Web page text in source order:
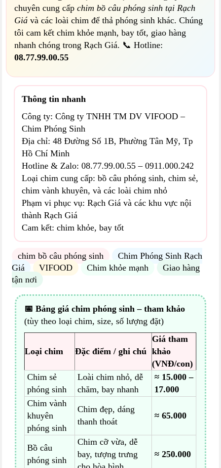
chuyên cung cấpchim bồ câu phóng sinh tại Rạch
Giá và các loài chim để thả phóng sinh khác. Chúng
tôi cam kết chim khỏe mạnh, bay tốt, giao hàng
nhanh chóng trong Rạch Giá. 📞 Hotline:
08.77.99.00.55
Thông tin nhanh
Công ty: Công ty TNHH TM DV VIFOOD –
Chim Phóng Sinh
Địa chỉ: 48 Đường Số 1B, Phường Tân Mỹ, Tp
Hồ Chí Minh
Hotline & Zalo: 08.77.99.00.55 – 0911.000.242
Loại chim cung cấp: bồ câu phóng sinh, chim sẻ,
chim vành khuyên, và các loài chim nhỏ
Phạm vi phục vụ: Rạch Giá và các khu vực nội
thành Rạch Giá
Cam kết: chim khỏe, bay tốt
chim bồ câu phóng sinh
Chim Phóng Sinh Rạch
Giá
VIFOOD Chim khỏe mạnh
Giao hàng
tận nơi
📅 Bảng giá chim phóng sinh – tham khảo
(tùy theo loại chim, size, số lượng đặt)
Loại chim Đặc điểm / ghi chú
Giá tham
khảo
(VNĐ/con)
Chim sẻ
phóng sinh
Loài chim nhỏ, dễ
chăm, bay nhanh
≈ 15.000 –
17.000
Chim vành
khuyên
phóng sinh
Chim đẹp, dáng
thanh thoát
≈ 65.000
Bồ câu
phóng sinh
Chim cỡ vừa, dễ
bay, tượng trưng
≈ 250.000